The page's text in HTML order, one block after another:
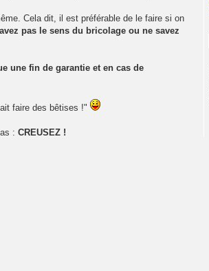
Cela dit, il est préférable de le faire si on
pas le sens du bricolage ou ne savez
une fin de garantie et en cas de
faire des bêtises !"
:CREUSEZ !